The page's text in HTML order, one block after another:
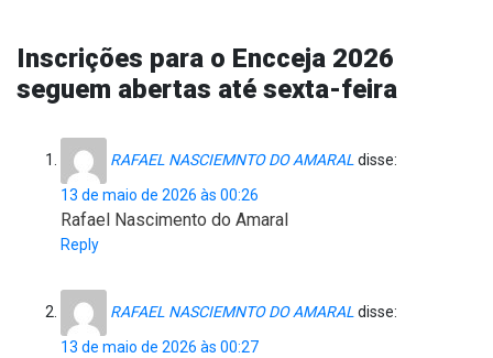
Inscrições para o Encceja 2026
seguem abertas até sexta-feira
RAFAEL NASCIEMNTO DO AMARAL disse:
13 de maio de 2026 às 00:26
Rafael Nascimento do Amaral
Reply
RAFAEL NASCIEMNTO DO AMARAL disse:
13 de maio de 2026 às 00:27